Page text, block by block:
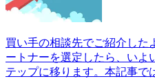
買い手の相談先でご紹介し
ートナーを選定したら、いよ
テップに移ります。本記事